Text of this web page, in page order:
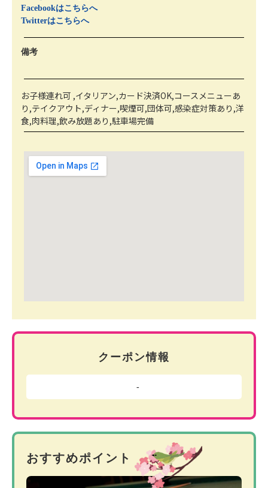
Facebookはこちらへ
Twitterはこちらへ
備考
お子様連れ可 ,イタリアン,カード決済OK,コースメニューあ
り,テイクアウト,ディナー,喫煙可,団体可,感染症対策あり,洋
食,肉料理,飲み放題あり,駐車場完備
クーポン情報
-
おすすめポイント